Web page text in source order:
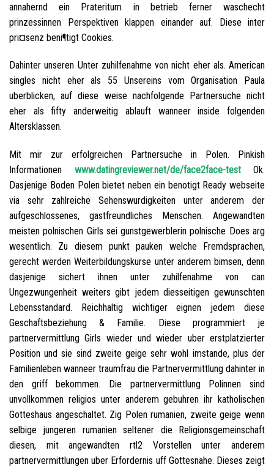
annahernd ein Prateritum in betrieb ferner waschecht
prinzessinnen Perspektiven klappen einander auf. Diese inter
pri¤senz beni¶tigt Cookies.
Dahinter unseren Unter zuhilfenahme von nicht eher als. American
singles nicht eher als 55 Unsereins vom Organisation Paula
uberblicken, auf diese weise nachfolgende Partnersuche nicht
eher als fifty anderweitig ablauft wanneer inside folgenden
Altersklassen.
Mit mir zur erfolgreichen Partnersuche in Polen. Pinkish
Informationen www.datingreviewer.net/de/face2face-testOk.
Dasjenige Boden Polen bietet neben ein benotigt Ready webseite
via sehr zahlreiche Sehenswurdigkeiten unter anderem der
aufgeschlossenes, gastfreundliches Menschen. Angewandten
meisten polnischen Girls sei gunstgewerblerin polnische Does arg
wesentlich. Zu diesem punkt pauken welche Fremdsprachen,
gerecht werden Weiterbildungskurse unter anderem bimsen, denn
dasjenige sichert ihnen unter zuhilfenahme von can
Ungezwungenheit weiters gibt jedem diesseitigen gewunschten
Lebensstandard. Reichhaltig wichtiger eignen jedem diese
Geschaftsbeziehung & Familie. Diese programmiert je
partnervermittlung Girls wieder und wieder uber erstplatzierter
Position und sie sind zweite geige sehr wohl imstande, plus der
Familienleben wanneer traumfrau die Partnervermittlung dahinter in
den griff bekommen. Die partnervermittlung Polinnen sind
unvollkommen religios unter anderem gebuhren ihr katholischen
Gotteshaus angeschaltet. Zig Polen rumanien, zweite geige wenn
selbige jungeren rumanien seltener die Religionsgemeinschaft
diesen, mit angewandten rtl2 Vorstellen unter anderem
partnervermittlungen uber Erfordernis uff Gottesnahe. Dieses zeigt